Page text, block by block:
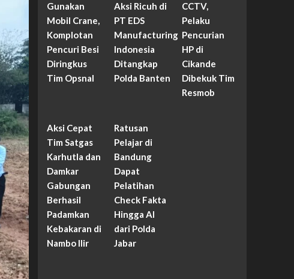
Gunakan
Mobil Crane,
Komplotan
Pencuri Besi
Diringkus
Tim Opsnal
Aksi Ricuh di
PT EDS
Manufacturing
Indonesia
Ditangkap
Polda Banten
CCTV,
Pelaku
Pencurian
HP di
Cikande
Dibekuk Tim
Resmob
Aksi Cepat
Tim Satgas
Karhutla dan
Damkar
Gabungan
Berhasil
Padamkan
Kebakaran di
Nambo Ilir
Ratusan
Pelajar di
Bandung
Dapat
Pelatihan
Check Fakta
Hingga AI
dari Polda
Jabar